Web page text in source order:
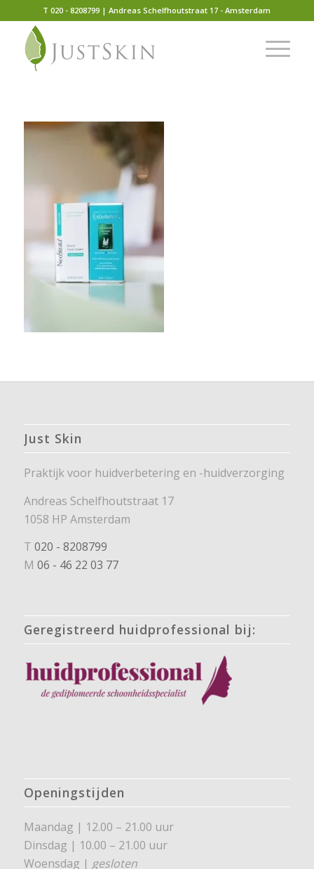
T 020 - 8208799 | Andreas Schelfhoutstraat 17 - Amsterdam
Just Skin
Praktijk voor huidverbetering en -huidverzorging
Andreas Schelfhoutstraat 17
1058 HP Amsterdam
T 020 - 8208799
M 06 - 46 22 03 77
Geregistreerd huidprofessional bij:
Openingstijden
Maandag | 12.00 – 21.00 uur
Dinsdag | 10.00 – 21.00 uur
Woensdag | gesloten